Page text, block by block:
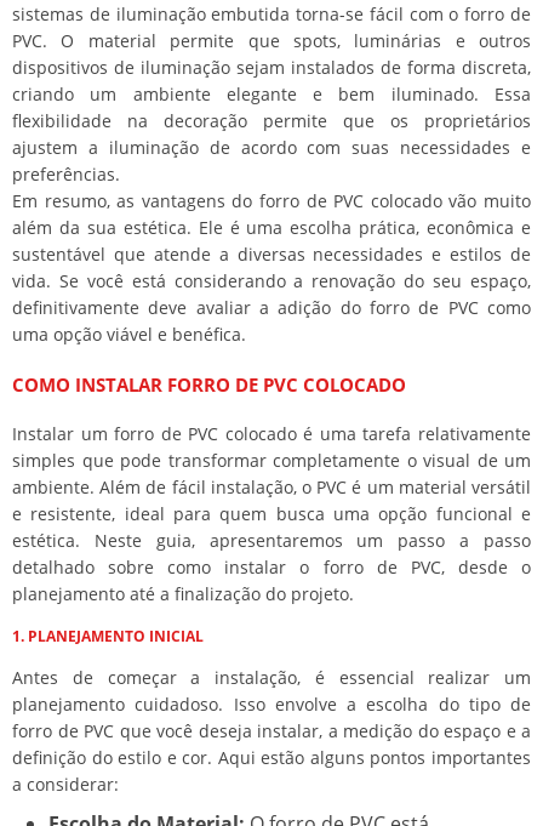
sistemas de iluminação embutida torna-se fácil com o forro de
PVC. O material permite que spots, luminárias e outros
dispositivos de iluminação sejam instalados de forma discreta,
criando um ambiente elegante e bem iluminado. Essa
flexibilidade na decoração permite que os proprietários
ajustem a iluminação de acordo com suas necessidades e
preferências.
Em resumo, as vantagens do forro de PVC colocado vão muito
além da sua estética. Ele é uma escolha prática, econômica e
sustentável que atende a diversas necessidades e estilos de
vida. Se você está considerando a renovação do seu espaço,
definitivamente deve avaliar a adição do forro de PVC como
uma opção viável e benéfica.
COMO INSTALAR FORRO DE PVC COLOCADO
Instalar um forro de PVC colocado é uma tarefa relativamente
simples que pode transformar completamente o visual de um
ambiente. Além de fácil instalação, o PVC é um material versátil
e resistente, ideal para quem busca uma opção funcional e
estética. Neste guia, apresentaremos um passo a passo
detalhado sobre como instalar o forro de PVC, desde o
planejamento até a finalização do projeto.
1. PLANEJAMENTO INICIAL
Antes de começar a instalação, é essencial realizar um
planejamento cuidadoso. Isso envolve a escolha do tipo de
forro de PVC que você deseja instalar, a medição do espaço e a
definição do estilo e cor. Aqui estão alguns pontos importantes
a considerar: